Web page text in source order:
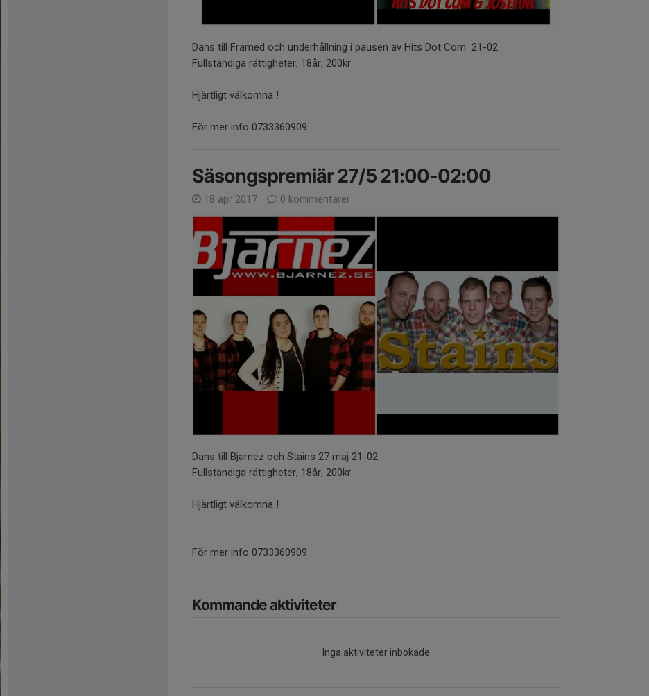
Dans till Framed och underhållning i pausen av Hits Dot Com 21-02.
Fullständiga rättigheter, 18år, 200kr
Hjärtligt välkomna !
För mer info 0733360909
Säsongspremiär 27/5 21:00-02:00
18 apr 2017 0 kommentarer
Dans till Bjarnez och Stains 27 maj 21-02.
Fullständiga rättigheter, 18år, 200kr
Hjärtligt välkomna !
För mer info 0733360909
Kommande aktiviteter
Inga aktiviteter inbokade